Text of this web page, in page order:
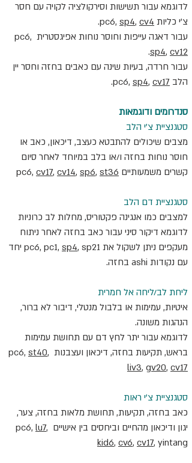
לדוגמא עבור תשישות וסירקולציה לקויה עם חסר
צ'י כליות pc6,
sp4, cv4
.
עבור דאגה עייפות וחוסר נוחות אפיגסטרית pc6,
sp4, cv12
.
עבור חרדה, בעיות שינה עם כאבים בחזה וחסר יין
הלב pc6,
sp4, cv17
.
סנדרומים ודוגמאות
סטגנציית צ'י הלב
מצבים שיכולים להתבטא כעצב, דיכאון, כאב או
חוסר נוחות בחזה ו/או בלב במיוחד לאחר סיום
קשרים משמעותיים pc6,
cv17, cv14, sp6, st36
סטגנציית דם הלב
למצבים כמו אנגינה פקטוריס, מחלות לב כרוניות
לדוגמא דיקור סיני עבור כאב בחזה לאחר ניתוח
מעקפים ניתן לשקול את pc6, pc1,
sp4
, sp21 יחד
עם נקודות ashi בחזה.
ליחת לב/ליחה אל חמרית
איטיות, עמימות או בלבול מנטלי, דיבור לא ברור,
הנהגות משונה.
לדוגמא עבור יתר לחץ דם עם תחושת עמימות
בראש, תקיעות בחזה, דיכאון ועצבנות pc6, st40,
liv3, gv20, cv17
סטגנציית צ'י ראות
כאב בחזה, תקיעות, תחושת מלאות בחזה, צער,
יגון ודיכאון מהחיים וביחסים בין אישיים pc6, lu7,
kid6, cv6, cv17, yintang